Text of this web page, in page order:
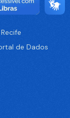
Dados
de Dados